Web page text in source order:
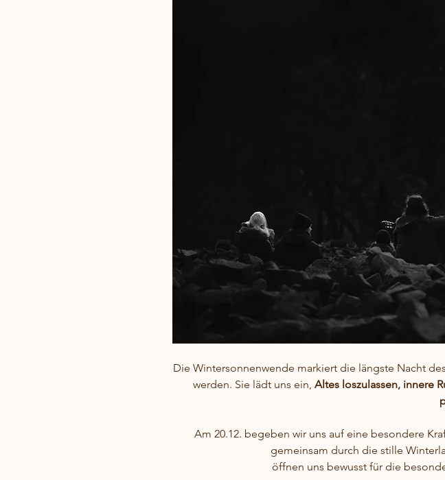
Die Wintersonnenwende markiert die längste Nacht
werden. Sie lädt uns ein, Altes loszulassen, innere
Am 20.12. begeben wir uns auf eine besondere
gemeinsam durch die stille
öffnen uns bewusst für die